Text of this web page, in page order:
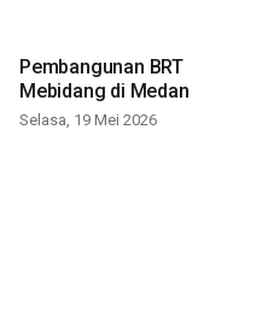
Pembangunan BRT
Mebidang di Medan
Selasa, 19 Mei 2026